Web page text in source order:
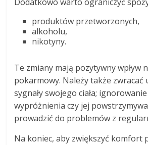
produktów przetworzonych,
alkoholu,
nikotyny.
Te zmiany mają pozytywny wpływ
pokarmowy. Należy także zwracać
sygnały swojego ciała;
wypróżnienia czy jej
prowadzić do problemów z
Na koniec, aby zwiększyć komfort